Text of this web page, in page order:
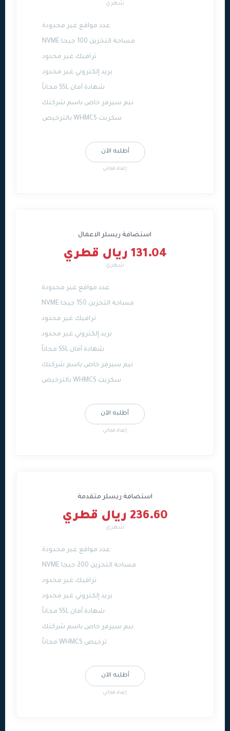
شهري
عدد مواقع غير محدودة
مساحة التخزين 100 جيجا NVME
ترافيك غير محدود
بريد إلكتروني غير محدود
شهادة أمان SSL مجاناً
نيم سيرفر خاص باسم شركتك
سكربت WHMCS بالترخيص
أطلبه الآن
إعداد مجاني
استضافة ريسلر الاعمال
131.04 ريال قطري
شهري
عدد مواقع غير محدودة
مساحة التخزين 150 جيجا NVME
ترافيك غير محدود
بريد إلكتروني غير محدود
شهادة أمان SSL مجاناً
نيم سيرفر خاص باسم شركتك
سكربت WHMCS بالترخيص
أطلبه الآن
إعداد مجاني
استضافة ريسلر متقدمة
236.60 ريال قطري
شهري
عدد مواقع غير محدودة
مساحة التخزين 200 جيجا NVME
ترافيك غير محدود
بريد إلكتروني غير محدود
شهادة أمان SSL مجاناً
نيم سيرفر خاص باسم شركتك
ترخيص WHMCS مجاناً
أطلبه الآن
إعداد مجاني